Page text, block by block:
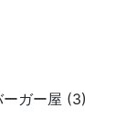
ガー屋 (3)